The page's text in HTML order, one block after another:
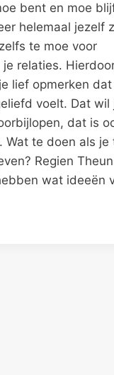
bent en moe
helemaal jezelf
te moe voor
relaties.
lief opmerken
voelt. Dat wil
dat is
Wat te doen als je
Regien
wat ideeën